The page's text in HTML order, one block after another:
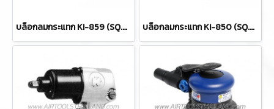
บล็อกลมกระแทก KI-859 (SQ.DR.1/2) บล็อกลมกระแทก KI-850 (SQ.DR.1/2)